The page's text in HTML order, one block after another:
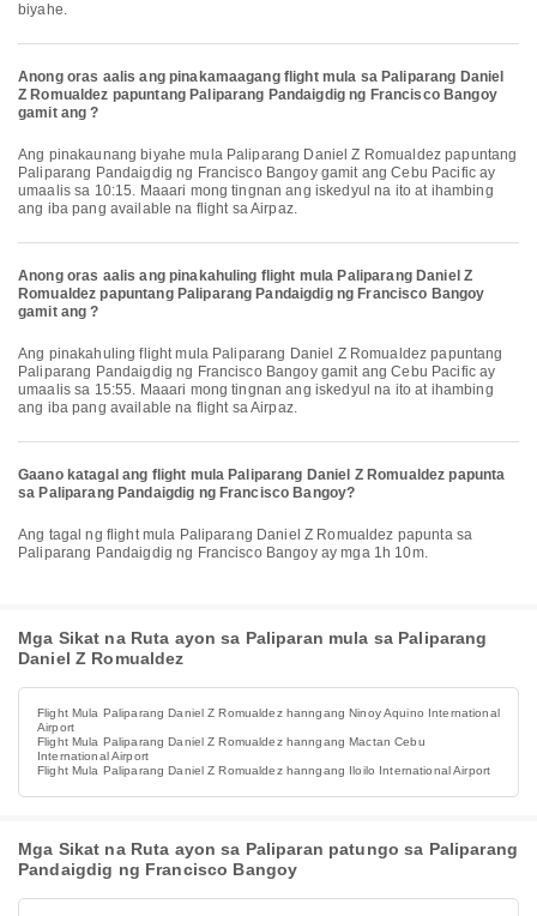
biyahe.
Anong oras aalis ang pinakamaagang flight mula sa Paliparang Daniel
Z Romualdez papuntang Paliparang Pandaigdig ng Francisco Bangoy
gamit ang ?
Ang pinakaunang biyahe mula Paliparang Daniel Z Romualdez papuntang
Paliparang Pandaigdig ng Francisco Bangoy gamit ang Cebu Pacific ay
umaalis sa 10:15. Maaari mong tingnan ang iskedyul na ito at ihambing
ang iba pang available na flight sa Airpaz.
Anong oras aalis ang pinakahuling flight mula Paliparang Daniel Z
Romualdez papuntang Paliparang Pandaigdig ng Francisco Bangoy
gamit ang ?
Ang pinakahuling flight mula Paliparang Daniel Z Romualdez papuntang
Paliparang Pandaigdig ng Francisco Bangoy gamit ang Cebu Pacific ay
umaalis sa 15:55. Maaari mong tingnan ang iskedyul na ito at ihambing
ang iba pang available na flight sa Airpaz.
Gaano katagal ang flight mula Paliparang Daniel Z Romualdez papunta
sa Paliparang Pandaigdig ng Francisco Bangoy?
Ang tagal ng flight mula Paliparang Daniel Z Romualdez papunta sa
Paliparang Pandaigdig ng Francisco Bangoy ay mga 1h 10m.
Mga Sikat na Ruta ayon sa Paliparan mula sa Paliparang
Daniel Z Romualdez
Flight Mula Paliparang Daniel Z Romualdez hanngang Ninoy Aquino International
Airport
Flight Mula Paliparang Daniel Z Romualdez hanngang Mactan Cebu
International Airport
Flight Mula Paliparang Daniel Z Romualdez hanngang Iloilo International Airport
Mga Sikat na Ruta ayon sa Paliparan patungo sa Paliparang
Pandaigdig ng Francisco Bangoy